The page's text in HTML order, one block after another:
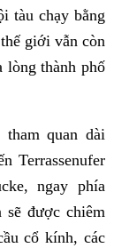
tàu chạy bằng
giới vẫn còn
lòng thành phố
quan dài
Terrassenufer
ngay phía
sẽ được chiêm
cổ kính, các